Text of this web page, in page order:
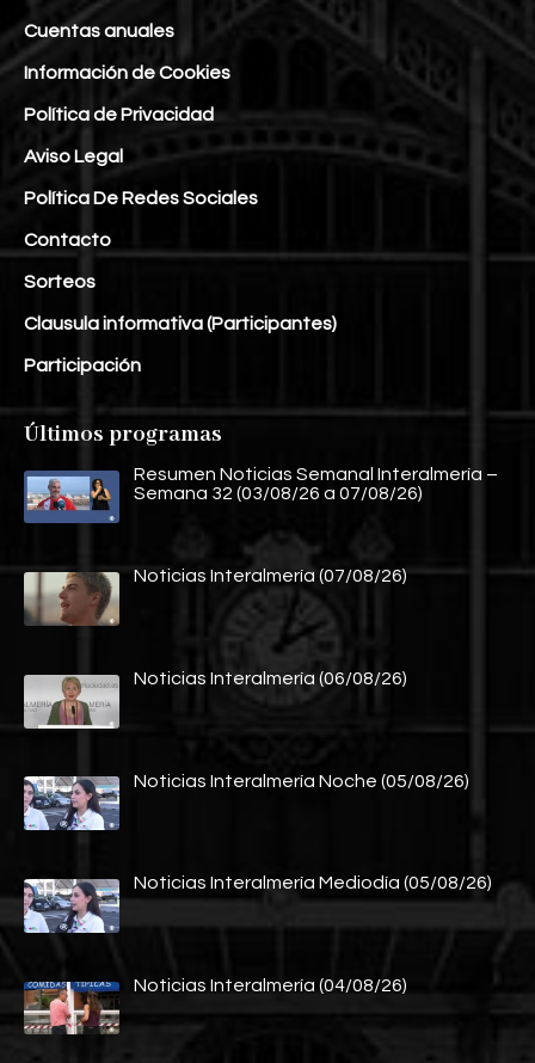
Cuentas anuales
Información de Cookies
Política de Privacidad
Aviso Legal
Política De Redes Sociales
Contacto
Sorteos
Clausula informativa (Participantes)
Participación
Últimos programas
Resumen Noticias Semanal Interalmería –
Semana 32 (03/08/26 a 07/08/26)
Noticias Interalmería (07/08/26)
Noticias Interalmería (06/08/26)
Noticias Interalmería Noche (05/08/26)
Noticias Interalmería Mediodía (05/08/26)
Noticias Interalmería (04/08/26)